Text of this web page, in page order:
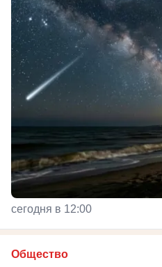
сегодня в 12:00
Общество